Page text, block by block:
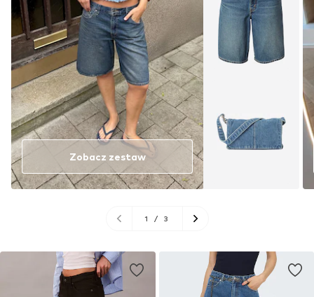
Zobacz zestaw
1 / 3